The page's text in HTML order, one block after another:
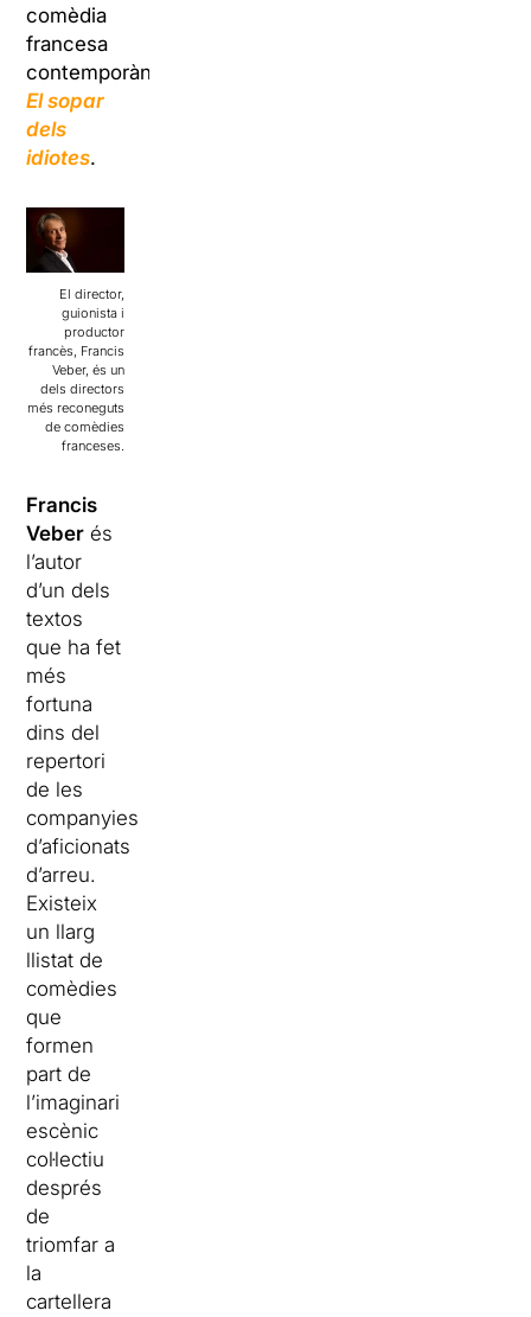
comèdia
francesa
contemporània:
El sopar
dels
idiotes.
El director,
guionista i
productor
francès, Francis
Veber, és un
dels directors
més reconeguts
de comèdies
franceses.
Francis
Veber és
l’autor
d’un dels
textos
que ha fet
més
fortuna
dins del
repertori
de les
companyies
d’aficionats
d’arreu.
Existeix
un llarg
llistat de
comèdies
que
formen
part de
l’imaginari
escènic
col·lectiu
després
de
triomfar a
la
cartellera